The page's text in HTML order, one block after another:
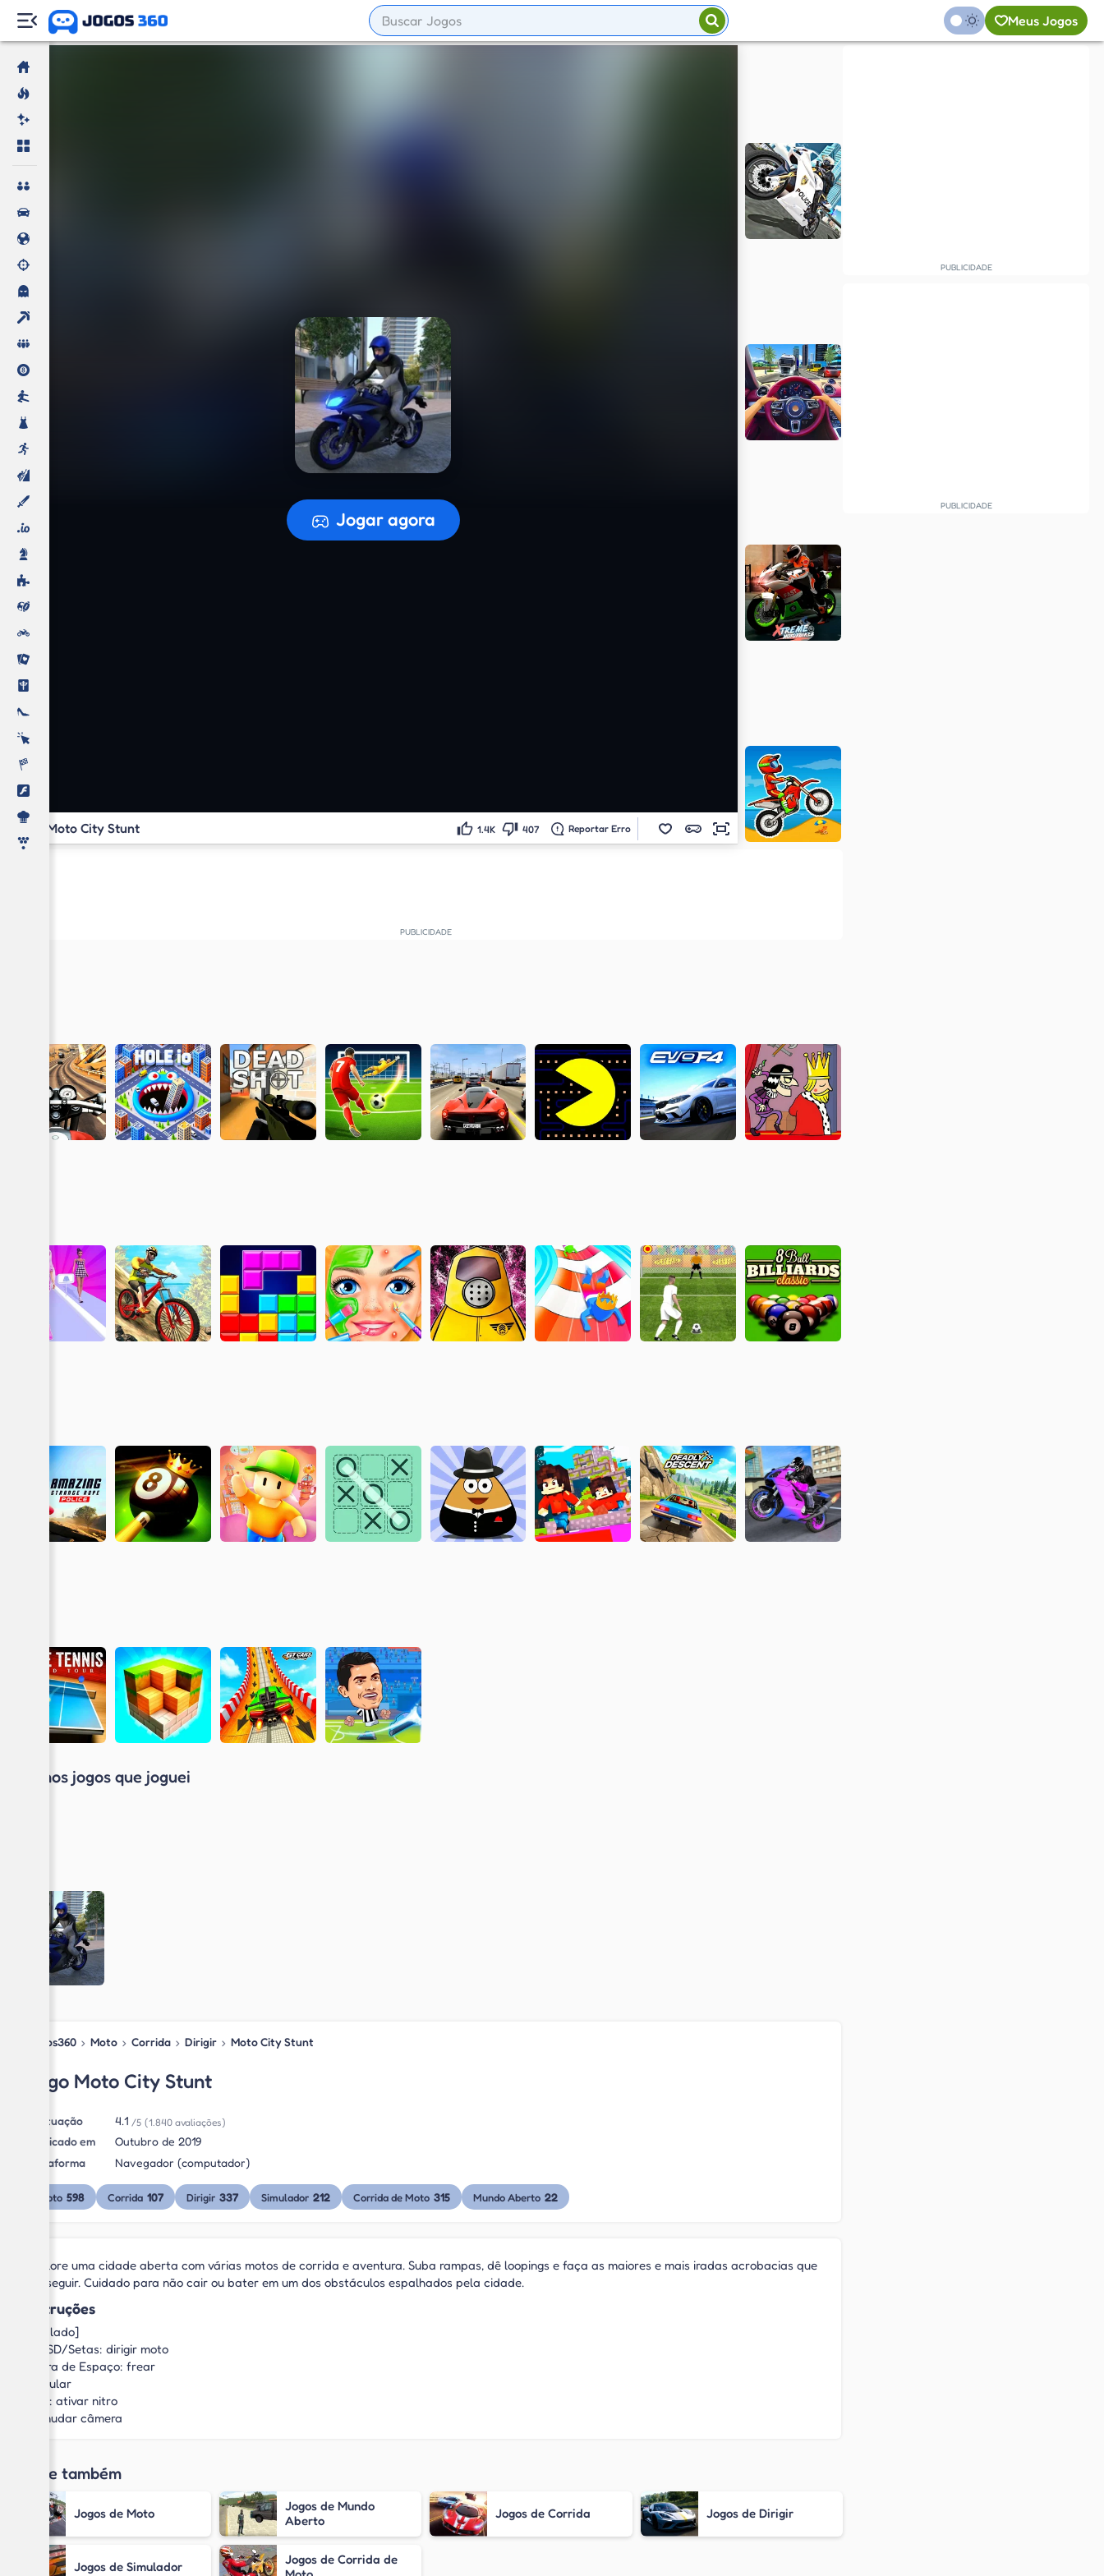
Meus Jogos
Jogar agora
A preparar o jogo...
Moto City Stunt 1.4K 407 Reportar Erro
Últimos jogos que joguei
Jogos360 › Moto › Corrida › Dirigir › Moto City Stunt
Jogo Moto City Stunt
Pontuação 4.1 /5 (1.840 avaliações)
Publicado em
Outubro de 2019
Plataforma
Navegador (computador)
Moto 598 Corrida 107 Dirigir 337 Simulador 212 Corrida de Moto 315 Mundo Aberto 22
Explore uma cidade aberta com várias motos de corrida e aventura. Suba rampas, dê loopings e faça as maiores e mais iradas acrobacias que
conseguir. Cuidado para não cair ou bater em um dos obstáculos espalhados pela cidade.
Instruções
[Teclado]
WASD/Setas: dirigir moto
Barra de Espaço: frear
G: pular
Shift: ativar nitro
C: mudar câmera
Jogue também
Jogos de Moto
Jogos de Mundo
Aberto
Jogos de Corrida Jogos de Dirigir
Jogos de Simulador
Jogos de Corrida de